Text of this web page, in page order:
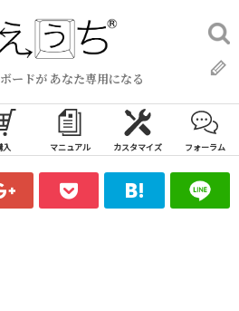
ードが あなた専用になる
検
索:
入 マニュアル カスタマイズ フォーラム